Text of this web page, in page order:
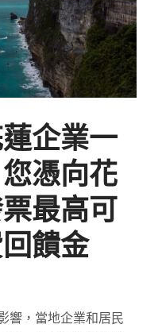
企業一
憑向花
最高可
饋金
響，當地企業和居民